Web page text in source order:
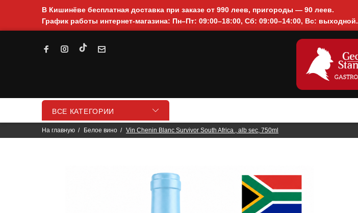
В Кишинёве бесплатная доставка при заказе от 990 леев, пригороды — 90 леев.
График работы интернет-магазина: Пн–Пт: 09:00–18:00, Сб: 09:00–14:00, Вс: выходной.
ВСЕ КАТЕГОРИИ
На главную Белое вино Vin Chenin Blanc Survivor South Africa , alb sec, 750ml